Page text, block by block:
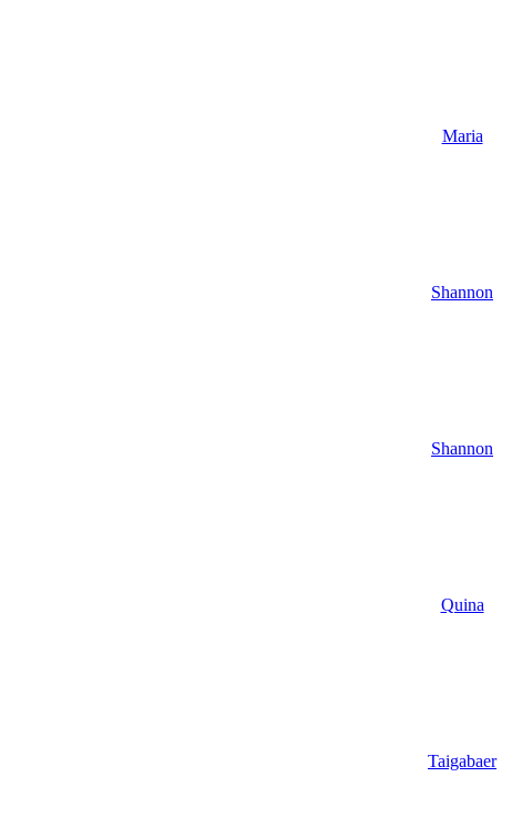
Maria
Shannon
Shannon
Quina
Taigabaer